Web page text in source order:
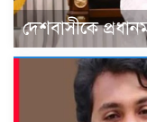
দেশবাসীকে